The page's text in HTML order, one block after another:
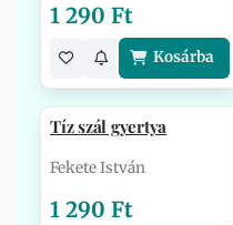
1 290 Ft
Kosárba
Tíz szál gyertya
Fekete István
1 290 Ft